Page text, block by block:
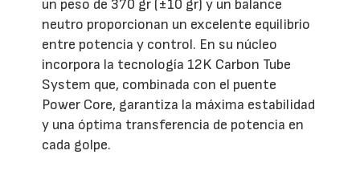
un peso de 370 gr (±10 gr) y un balance
neutro proporcionan un excelente equilibrio
entre potencia y control. En su núcleo
incorpora la tecnología 12K Carbon Tube
System que, combinada con el puente
Power Core, garantiza la máxima estabilidad
y una óptima transferencia de potencia en
cada golpe.